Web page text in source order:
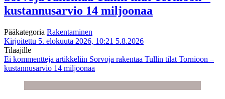
kustannusarvio 14 miljoonaa
Pääkategoria Rakentaminen
Kirjoitettu 5. elokuuta 2026, 10:21 5.8.2026
Tilaajille
Ei kommentteja artikkeliin Sorvoja rakentaa Tullin tilat Tornioon –
kustannusarvio 14 miljoonaa